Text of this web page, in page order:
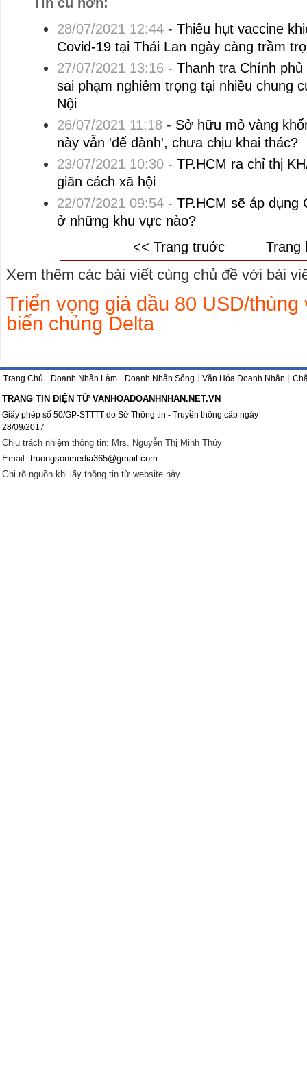
28/07/2021 12:44- Thiếu hụt vaccine
Covid-19 tại Thái Lan ngày càng trầm
27/07/2021 13:16 - Thanh tra Chính
sai phạm nghiêm trọng tại nhiều chung
Nội
26/07/2021 11:18 - Sở hữu mỏ vàng
này vẫn 'để dành', chưa chịu khai thác?
23/07/2021 10:30- TP.HCM ra chỉ thị
giãn cách xã hội
22/07/2021 09:54- TP.HCM sẽ áp dụng
ở những khu vực nào?
<< Trang truớc
Trang
Xem thêm các bài viết cùng chủ đề với bài
Triển vọng giá dầu 80 USD/
biến chủng Delta
Trang Chủ Doanh Nhân Làm Doanh Nhân Sống Văn Hóa Doanh Nhân
TRANG TIN ĐIỆN TỬ VANHOADOANHNHAN.NET.VN
Giấy phép số 50/GP-STTTT do Sở Thông tin - Truyền thông cấp ngày
28/09/2017
Chịu trách nhiệm thông tin: Mrs. Nguyễn Thị Minh Thúy
Email: truongsonmedia365@gmail.com
Ghi rõ nguồn khi lấy thông tin từ website này